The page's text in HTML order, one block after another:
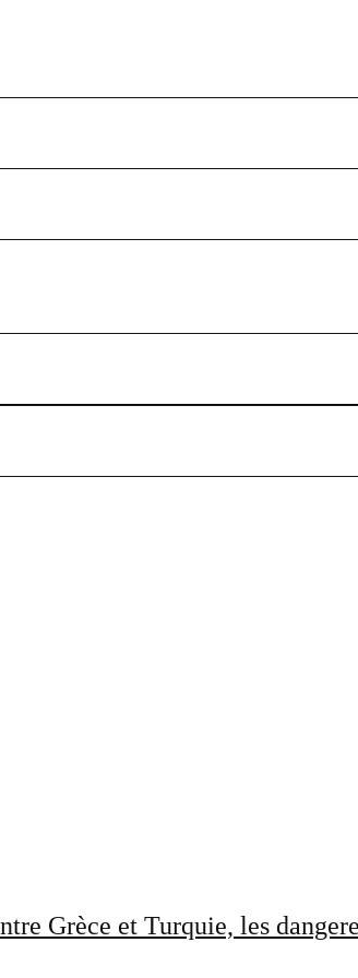
Grèce et Turquie, les